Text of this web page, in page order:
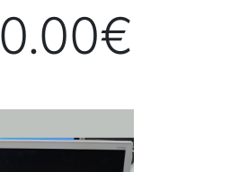
0.00€